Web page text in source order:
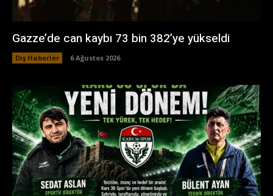
Gazze’de can kaybı 73 bin 382’ye yükseldi
Dış Haberler 6 Ağustos 2026